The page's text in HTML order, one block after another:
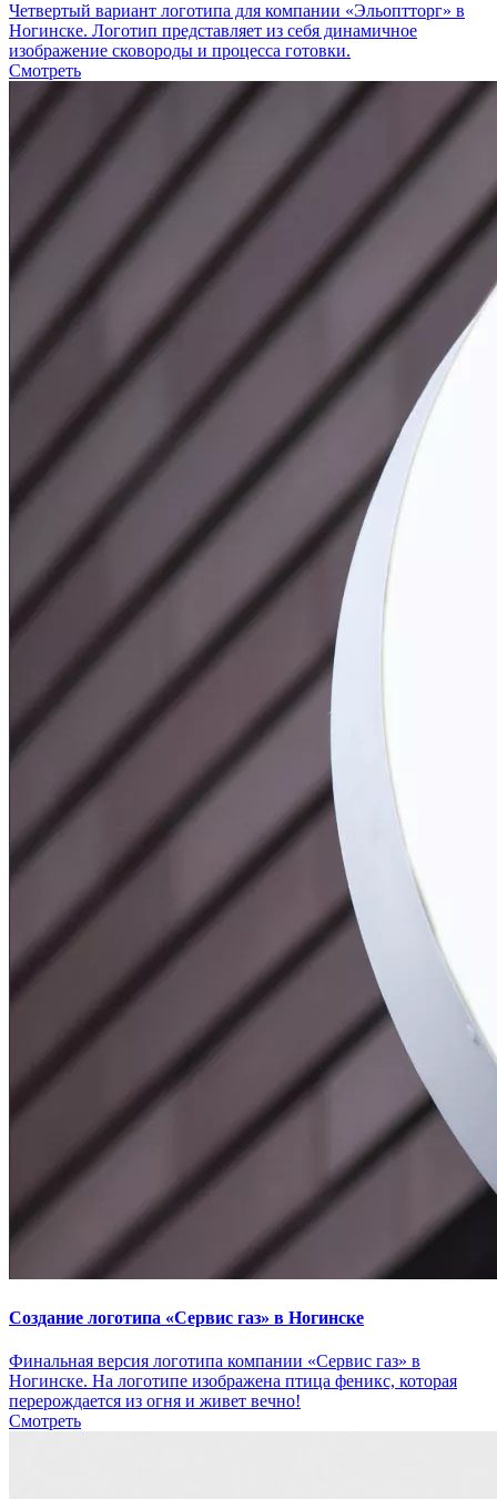
Четвертый вариант логотипа для компании «Эльоптторг» в
Ногинске. Логотип представляет из себя динамичное
изображение сковороды и процесса готовки.
Смотреть
Создание логотипа «Сервис газ» в Ногинске
Финальная версия логотипа компании «Сервис газ» в
Ногинске. На логотипе изображена птица феникс, которая
перерождается из огня и живет вечно!
Смотреть